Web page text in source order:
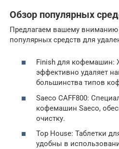
Обзор популярных
Предлагаем вашему вниманию
популярных средств для
Finish для кофемашин:
эффективно удаляет
большинства типов
Saeco CAFF800:
кофемашин Saeco,
очистку.
Top House: Таблетки
удобны в